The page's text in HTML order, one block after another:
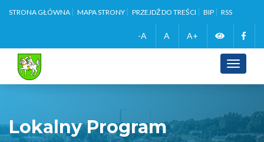
STRONA GŁÓWNA MAPA STRONY PRZEJDŹ DO TREŚCI BIP RSS
-A A A+ Zmień
wersję
Toggle
Lokalny Program